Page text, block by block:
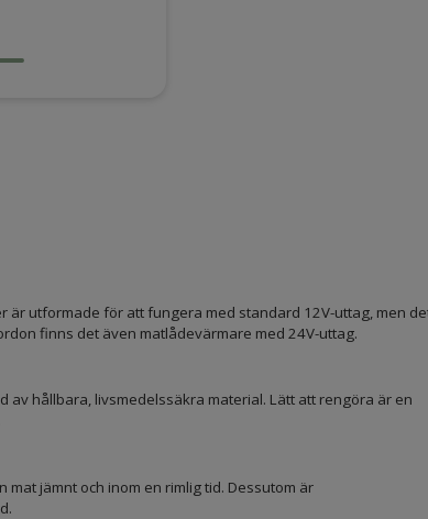
är utformade för att fungera med standard 12V-uttag, men
finns det även matlådevärmare med 24V-uttag.
hållbara, livsmedelssäkra material. Lätt att rengöra är en
jämnt och inom en rimlig tid. Dessutom är